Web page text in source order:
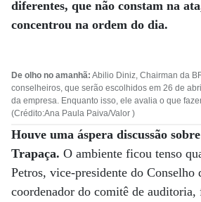
diferentes, que não constam na
concentrou na ordem do dia.
De olho no amanhã: Abilio Diniz, Chairman da
conselheiros, que serão escolhidos em 26 de
da empresa. Enquanto isso, ele avalia o que
(Crédito:Ana Paula Paiva/Valor )
Houve uma áspera discussão
Trapaça. O ambiente ficou tenso
Petros, vice-presidente do Conselho
coordenador do comitê de